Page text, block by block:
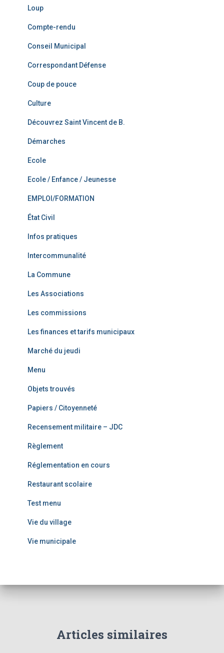
Loup
Compte-rendu
Conseil Municipal
Correspondant Défense
Coup de pouce
Culture
Découvrez Saint Vincent de B.
Démarches
Ecole
Ecole / Enfance / Jeunesse
EMPLOI/FORMATION
État Civil
Infos pratiques
Intercommunalité
La Commune
Les Associations
Les commissions
Les finances et tarifs municipaux
Marché du jeudi
Menu
Objets trouvés
Papiers / Citoyenneté
Recensement militaire – JDC
Règlement
Réglementation en cours
Restaurant scolaire
Test menu
Vie du village
Vie municipale
Articles similaires